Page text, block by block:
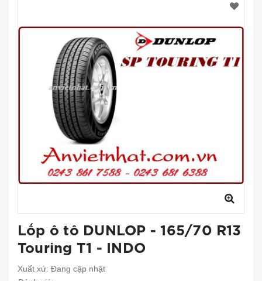
Lốp ô tô DUNLOP - 165/70 R13
Touring T1 - INDO
Xuất xứ: Đang cập nhật